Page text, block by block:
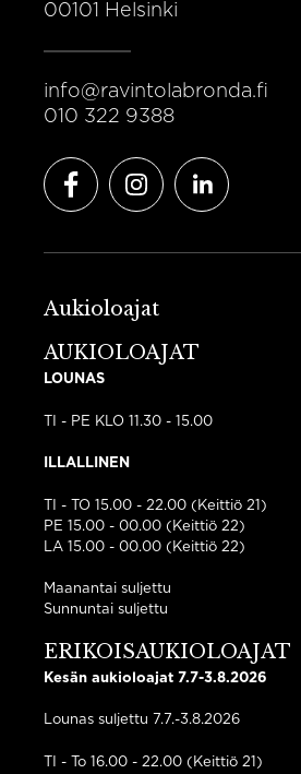
Bronda
00101 Helsinki
info@ravintolabronda.fi
010 322 9388
FacebookInstagramLinkedIn
Aukioloajat
AUKIOLOAJAT
LOUNAS
TI - PE KLO 11.30 - 15.00
ILLALLINEN
TI - TO 15.00 - 22.00 (Keittiö 21)
PE 15.00 - 00.00 (Keittiö 22)
LA 15.00 - 00.00 (Keittiö 22)
Maanantai suljettu
Sunnuntai suljettu
ERIKOISAUKIOLOAJAT
Kesän aukioloajat 7.7-3.8.2026
Lounas suljettu 7.7.-3.8.2026
TI - To 16.00 - 22.00 (Keittiö 21)